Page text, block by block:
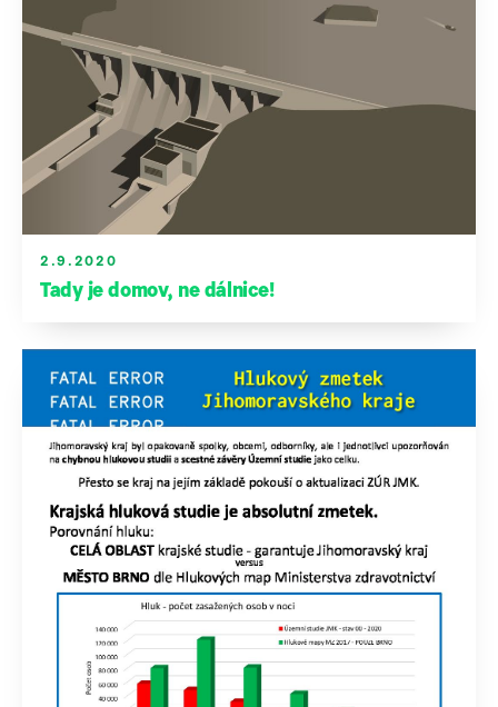
2.9.2020
Tady je domov, ne dálnice!